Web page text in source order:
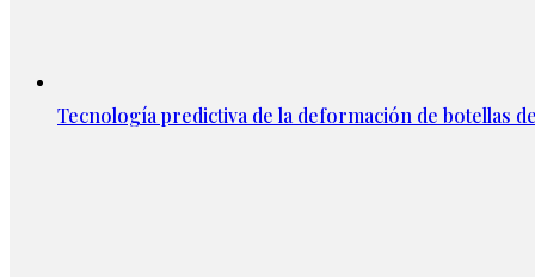
Tecnología predictiva de la deformación de botellas